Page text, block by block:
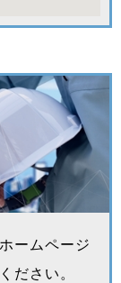
ームページ
ださい。